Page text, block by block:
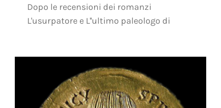
Dopo le recensioni dei romanzi
L'usurpatore e L''ultimo paleologo di